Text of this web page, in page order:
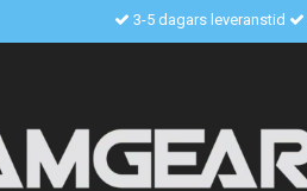
3-5 dagars leveranstid